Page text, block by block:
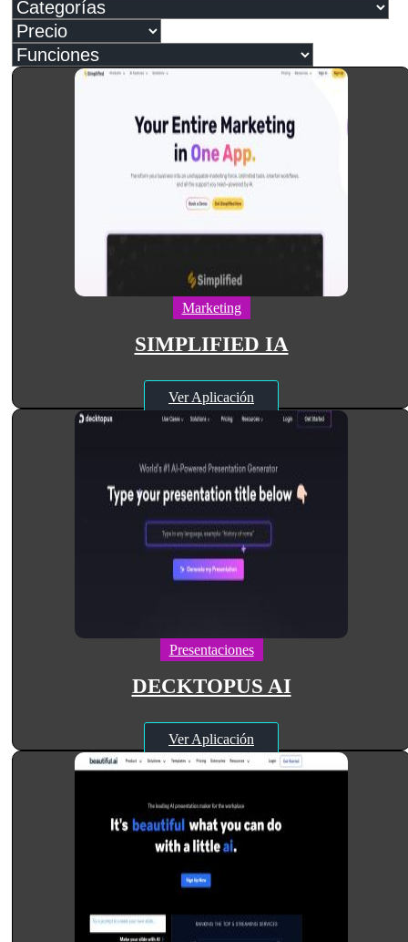
Marketing
SIMPLIFIED IA
Ver Aplicación
Presentaciones
DECKTOPUS AI
Ver Aplicación